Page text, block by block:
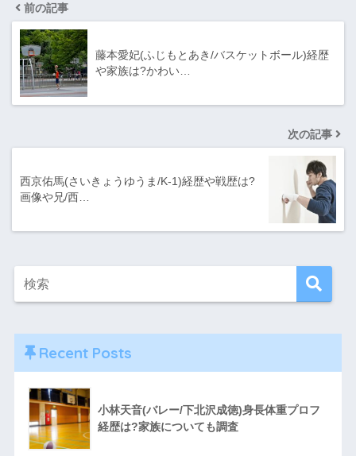
前の記事
藤本愛妃(ふじもとあき/バスケットボール)経歴
や家族は?かわい…
次の記事
西京佑馬(さいきょうゆうま/K-1)経歴や戦歴は?
画像や兄/西…
Recent Posts
小林天音(バレー/下北沢成徳)身長体重プロフ
経歴は?家族についても調査